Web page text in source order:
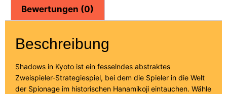
Bewertungen (0)
Beschreibung
Shadows in Kyoto ist ein fesselndes abstraktes
Zweispieler-Strategiespiel, bei dem die Spieler in die Welt
der Spionage im historischen Hanamikoji eintauchen. Wähle